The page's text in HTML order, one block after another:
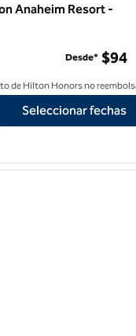
Anaheim Resort -
by Hilton Anaheim
Desde* $94
de Hilton Honors no
Seleccionar fechas